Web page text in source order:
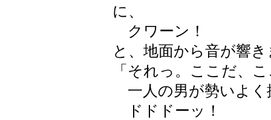
に、
クワーン！
と、地面から音が響
「それっ。ここだ、
一人の男が勢いよく
ドドドーッ！